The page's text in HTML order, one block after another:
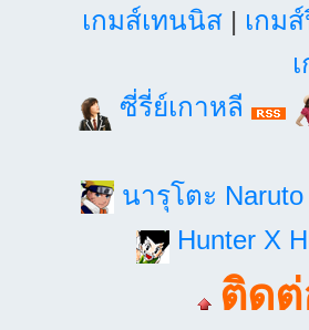
เกมส์เทนนิส| เกม
ซี่รี่ย์เกาหลี
นารุโตะ Naruto
Hunter X
ติด